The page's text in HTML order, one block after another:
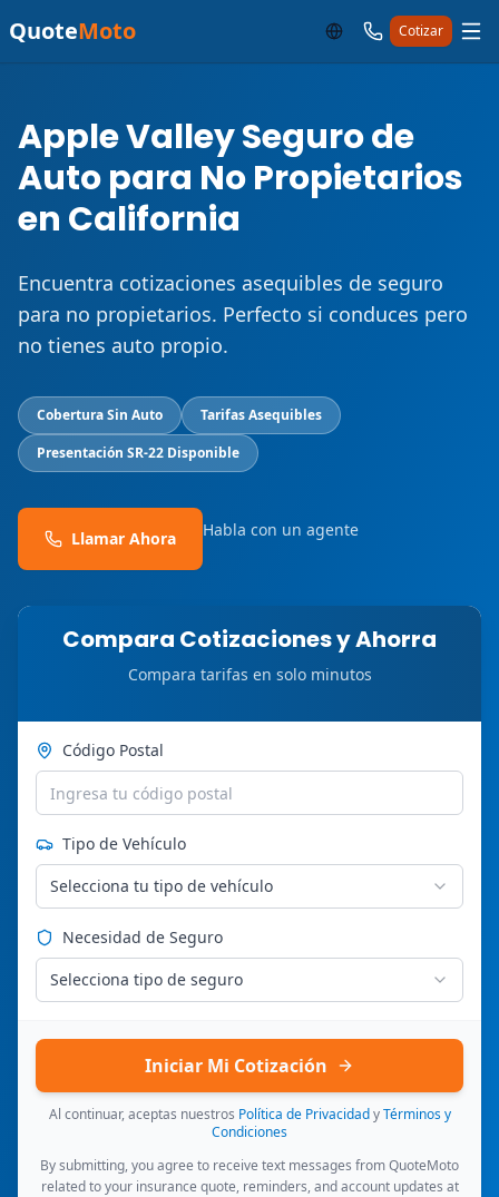
QuoteMoto Cotizar
Apple Valley Seguro de
Auto para No Propietarios
en California
Encuentra cotizaciones asequibles de seguro
para no propietarios. Perfecto si conduces pero
no tienes auto propio.
Cobertura Sin Auto
Tarifas Asequibles
Presentación SR-22 Disponible
Llamar Ahora Habla con un agente
Compara Cotizaciones y Ahorra
Compara tarifas en solo minutos
Código Postal
Tipo de Vehículo
Selecciona tu tipo de vehículo
Necesidad de Seguro
Selecciona tipo de seguro
Iniciar Mi Cotización
Al continuar, aceptas nuestros Política de Privacidad y Términos y
Condiciones
By submitting, you agree to receive text messages from QuoteMoto
related to your insurance quote, reminders, and account updates at